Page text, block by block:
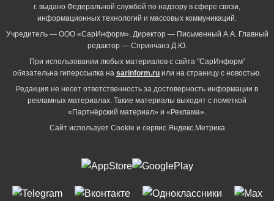
г. выдано Федеральной службой по надзору в сфере связи,
информационных технологий и массовых коммуникаций.
Учредитель — ООО «СарИнформ». Директор — Письменный А.А. Главный
редактор — Спринчанэ Д.Ю.
При использовании любых материалов с сайта "СарИнформ"
обязательна гиперссылка на sarinform.ru или на страницу с новостью.
Редакция не несет ответственность за достоверность информации в
рекламных материалах. Такие материалы выходят с пометкой
«Партнёрский материал» и «Реклама».
Сайт использует Cookie и сервиc Яндекс.Метрика